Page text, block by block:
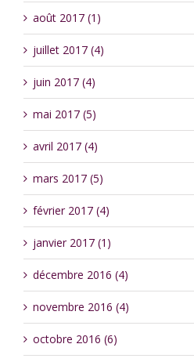
août 2017 (1)
juillet 2017 (4)
juin 2017 (4)
mai 2017 (5)
avril 2017 (4)
mars 2017 (5)
février 2017 (4)
janvier 2017 (1)
décembre 2016 (4)
novembre 2016 (4)
octobre 2016 (6)